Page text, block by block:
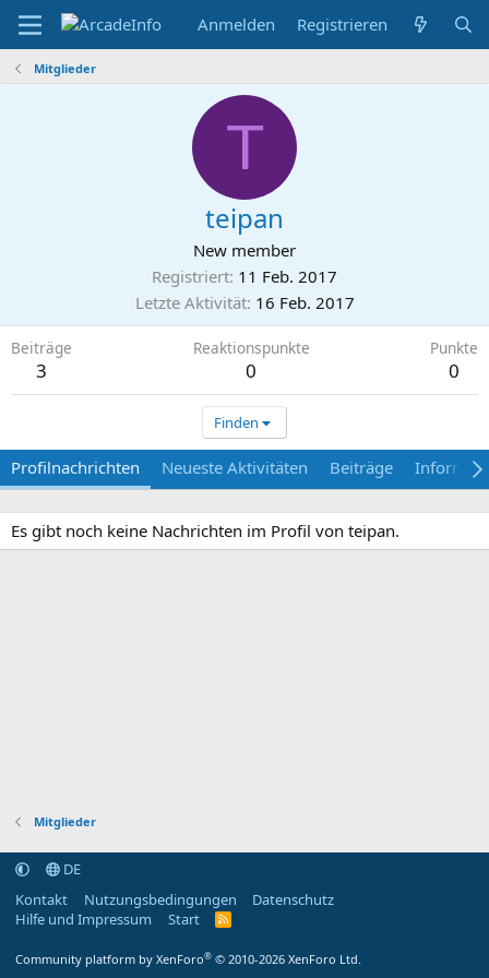
Anmelden Registrieren
Mitglieder
T
teipan
New member
Registriert 11 Feb. 2017
Letzte Aktivität 16 Feb. 2017
Beiträge
3
Reaktionspunkte
0
Punkte
0
Finden
Profilnachrichten Neueste Aktivitäten Beiträge
Es gibt noch keine Nachrichten im Profil von teipan.
Mitglieder
DE
Kontakt
Nutzungsbedingungen
Datenschutz
Hilfe und Impressum
Start
R
Community platform by XenForo® © 2010-2026 XenForo Ltd.